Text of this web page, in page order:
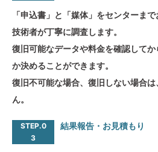
「申込書」と「媒体」をセンターまで
技術者が丁寧に調査します。
復旧可能なデータや料金を確認して
か決めることができます。
復旧不可能な場合、復旧しない場合
ん。
STEP.0
3
結果報告・お見積もり